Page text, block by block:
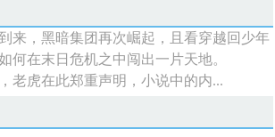
来，黑暗集团再次崛起，且看穿越回少年
如何在末日危机之中闯出一片天地。
老虎在此郑重声明，小说中的内...